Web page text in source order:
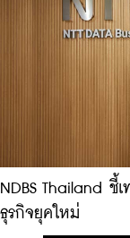
NDBS Thailand ชี้
ธุรกิจยุคใหม่